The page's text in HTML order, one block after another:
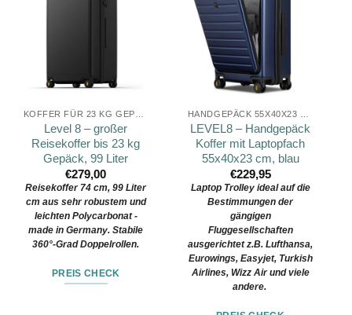
Level 8 – großer
Reisekoffer bis 23 kg
Gepäck, 99 Liter
€279,00
Reisekoffer 74 cm, 99 Liter
cm aus sehr robustem und
leichten Polycarbonat -
made in Germany. Stabile
360°-Grad Doppelrollen.
PREIS CHECK
LEVEL8 – Handgepäck
Koffer mit Laptopfach
55x40x23 cm, blau
€229,95
Laptop Trolley ideal auf die
Bestimmungen der
gängigen
Fluggesellschaften
ausgerichtet z.B. Lufthansa,
Eurowings, Easyjet, Turkish
Airlines, Wizz Air und viele
andere.